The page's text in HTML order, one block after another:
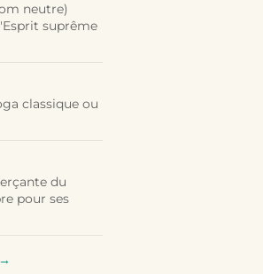
neutre)
suprême
classique ou
du
pour ses